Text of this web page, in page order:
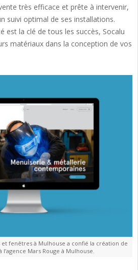
très efficace et prête à intervenir,
suivi optimal de ses installations.
est la clé de tous les succès, Socalu
matériaux dans la conception de vos
et fenêtres à Mulhouse a confié la création de
Mars Rouge à Mulhouse.